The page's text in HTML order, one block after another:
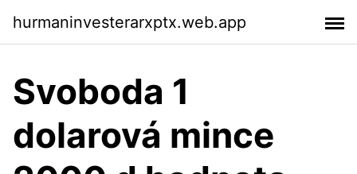
hurmaninvesterarxptx.web.app
Svoboda 1
dolarová mince